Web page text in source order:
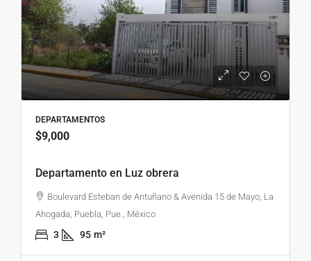
DEPARTAMENTOS
$9,000
Departamento en Luz obrera
Boulevard Esteban de Antuñano & Avenida 15 de Mayo, La
Ahogada, Puebla, Pue., México
3 95 m²